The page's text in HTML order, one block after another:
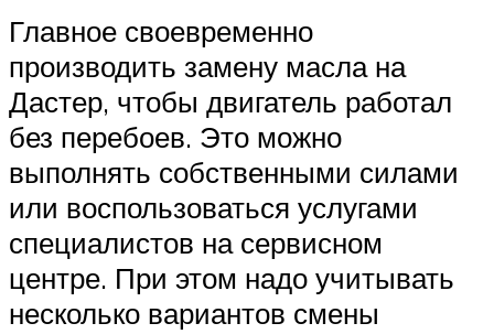
Главное своевременно
производить замену масла на
Дастер, чтобы двигатель работал
без перебоев. Это можно
выполнять собственными силами
или воспользоваться услугами
специалистов на сервисном
центре. При этом надо учитывать
несколько вариантов смены